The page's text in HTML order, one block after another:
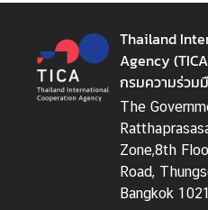
h
i
p
Thailand
Agency
กรมความร่วม
The
Zone,8th
Road,
Bangkok